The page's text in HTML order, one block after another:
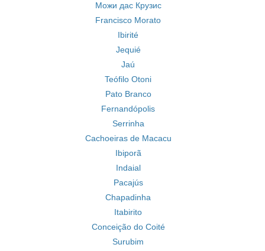
Можи дас Крузис
Francisco Morato
Ibirité
Jequié
Jaú
Teófilo Otoni
Pato Branco
Fernandópolis
Serrinha
Cachoeiras de Macacu
Ibiporã
Indaial
Pacajús
Chapadinha
Itabirito
Conceição do Coité
Surubim